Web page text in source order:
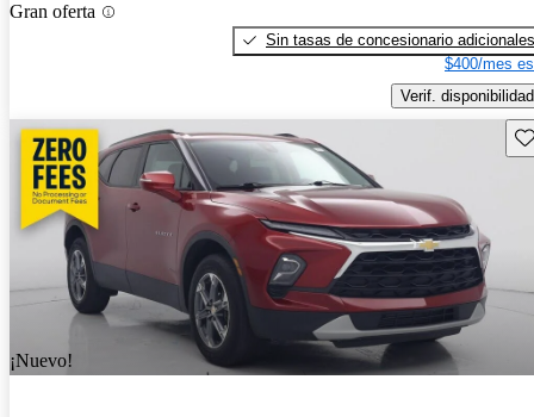
Gran oferta
Sin tasas de concesionario adicionales
$400/mes
Verif. disponibilidad
¡Nuevo!